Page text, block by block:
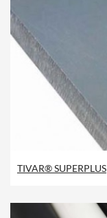
TIVAR® SUPERPLUS